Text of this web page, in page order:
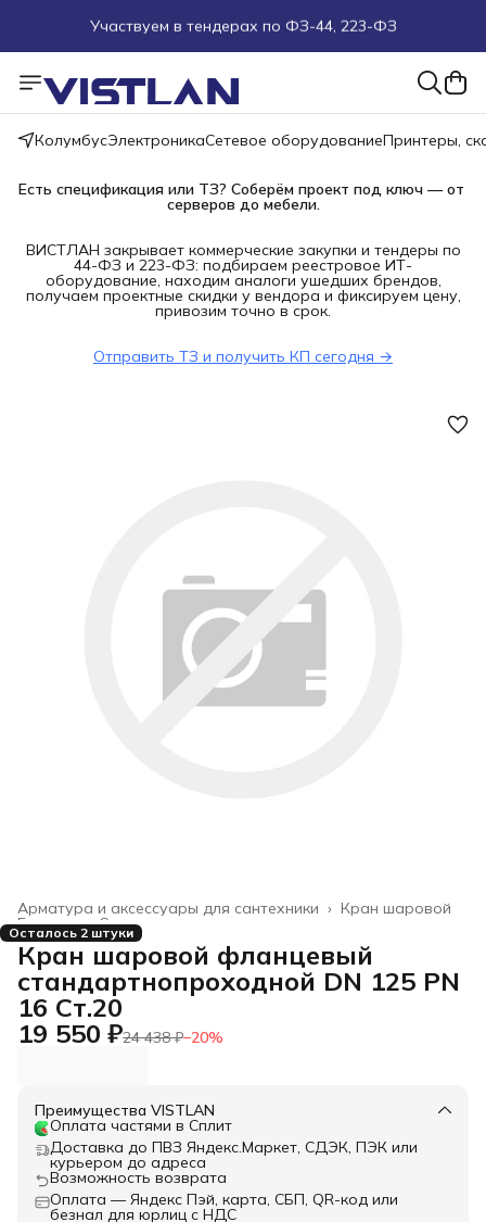
Пуско-наладочные работы
Более 100 000 позиций в наличии и под заказ
КолумбусЭлектроникаСетевое оборудованиеПринтеры,
Есть спецификация или ТЗ? Соберём проект под ключ — от
серверов до мебели.
ВИСТЛАН закрывает коммерческие закупки и тендеры по
44-ФЗ и 223-ФЗ: подбираем реестровое ИТ-
оборудование, находим аналоги ушедших брендов,
получаем проектные скидки у вендора и фиксируем цену,
привозим точно в срок.
Отправить ТЗ и получить КП сегодня →
Кран шаровой
Арматура и аксессуары для сантехники ›
Строительство и ремонт
Главная ›
Осталось 2 штуки
Кран шаровой фланцевый
стандартнопроходной DN 125 PN
16 Ст.20
19 550 ₽24 438 ₽−20%
Преимущества VISTLAN
Оплата частями в Сплит
Доставка до ПВЗ Яндекс.Маркет, СДЭК, ПЭК или
курьером до адреса
Возможность возврата
Оплата — Яндекс Пэй, карта, СБП, QR-код или
безнал для юрлиц с НДС